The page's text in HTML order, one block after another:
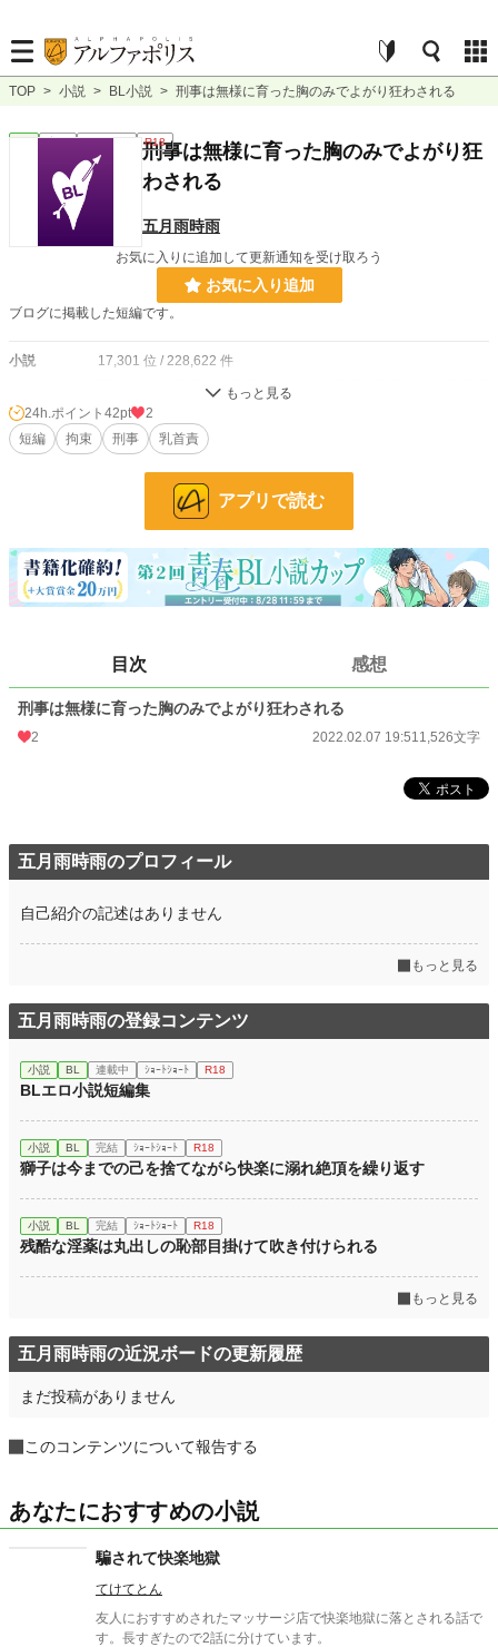
TOP > 小説 > BL小説 > 刑事は無様に育った胸のみでよがり狂わされる
完結 ｼｮｰﾄｼｮｰﾄ R18
刑事は無様に育った胸のみでよがり狂
わされる
五月雨時雨
お気に入りに追加して更新通知を受け取ろう
お気に入り追加
ブログに掲載した短編です。
小説 17,301 位 / 228,622 件
4,302 位 / 31,392 件
お気に入り 16
更新日時 2022.02.07 19:51
初回公開日時 2022.02.07 19:51
196 pt (25,220 位)
月間ポイント 792 pt (27,450 位)
24h.ポイント 42pt
2
短編
拘束 刑事 乳首責
アプリで読む
目次 感想
刑事は無様に育った胸のみでよがり狂わされる
2 2022.02.07 19:511,526文字
五月雨時雨のプロフィール
自己紹介の記述はありません
もっと見る
五月雨時雨の登録コンテンツ
小説 BL 連載中 ｼｮｰﾄｼｮｰﾄ R18
BLエロ小説短編集
小説 BL 完結 ｼｮｰﾄｼｮｰﾄ R18
獅子は今までの己を捨てながら快楽に溺れ絶頂を繰り返す
小説 BL 完結 ｼｮｰﾄｼｮｰﾄ R18
残酷な淫薬は丸出しの恥部目掛けて吹き付けられる
もっと見る
五月雨時雨の近況ボードの更新履歴
まだ投稿がありません
このコンテンツについて報告する
あなたにおすすめの小説
騙されて快楽地獄
てけてとん
友人におすすめされたマッサージ店で快楽地獄に落とされる話で
す。長すぎたので2話に分けています。